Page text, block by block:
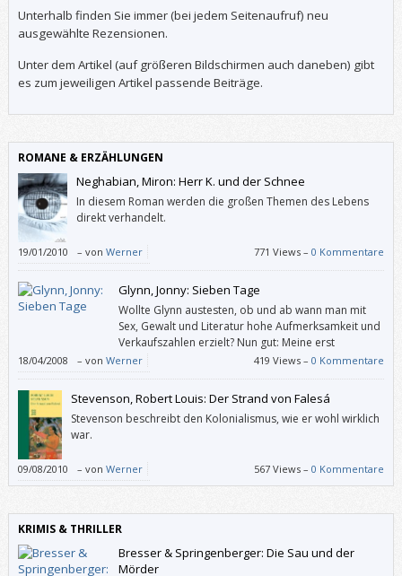
Unterhalb finden Sie immer (bei jedem Seitenaufruf) neu
ausgewählte Rezensionen.
Unter dem Artikel (auf größeren Bildschirmen auch daneben) gibt
es zum jeweiligen Artikel passende Beiträge.
ROMANE & ERZÄHLUNGEN
Neghabian, Miron: Herr K. und der Schnee
In diesem Roman werden die großen Themen des Lebens
direkt verhandelt.
19/01/2010 – von Werner 771 Views –0 Kommentare
Glynn, Jonny: Sieben Tage
Wollte Glynn austesten, ob und ab wann man mit
Sex, Gewalt und Literatur hohe Aufmerksamkeit und
Verkaufszahlen erzielt? Nun gut: Meine erst
angewiderte und dann pflichtbewusste
Aufmerksamkeit hatte er.
18/04/2008 – von Werner 419 Views –0 Kommentare
Stevenson, Robert Louis: Der Strand von Falesá
Stevenson beschreibt den Kolonialismus, wie er wohl wirklich
war.
09/08/2010 – von Werner 567 Views –0 Kommentare
KRIMIS & THRILLER
Bresser & Springenberger: Die Sau und der
Mörder